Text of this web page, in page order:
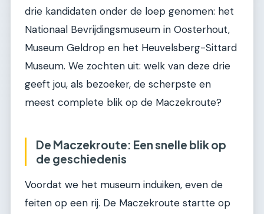
drie kandidaten onder de loep genomen: het
Nationaal Bevrijdingsmuseum in Oosterhout,
Museum Geldrop en het Heuvelsberg-Sittard
Museum. We zochten uit: welk van deze drie
geeft jou, als bezoeker, de scherpste en
meest complete blik op de Maczekroute?
De Maczekroute: Een snelle blik op
de geschiedenis
Voordat we het museum induiken, even de
feiten op een rij. De Maczekroute startte op